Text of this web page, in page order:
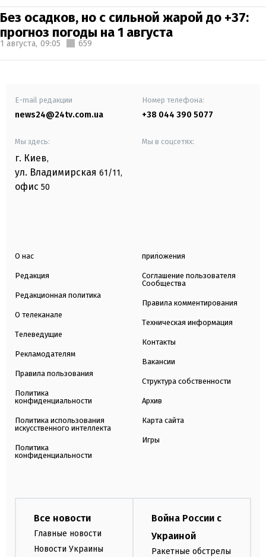
Без осадков, но с сильной жарой до +37:
прогноз погоды на 1 августа
1 августа, 09:05 659
E-mail редакции
news24@24tv.com.ua
Номер телефона:
+38 044 390 5077
Мы здесь:
г. Киев,
ул. Владимирская 61/11,
офис 50
Мы в соцсетях:
О нас
Редакция
Редакционная политика
О телеканале
Телеведущие
Рекламодателям
Правила пользования
Политика
конфиденциальности
Политика использования
искусственного интеллекта
Политика
конфиденциальности
приложения
Соглашение пользователя
Сообщества
Правила комментирования
Техническая информация
Контакты
Вакансии
Структура собственности
Архив
Карта сайта
Игры
Все новости
Главные новости
Новости Украины
Война России с
Украиной
Ракетные обстрелы